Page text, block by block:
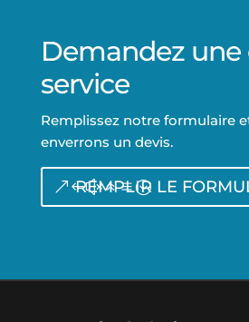
Demandez une
service
Remplissez notre formulaire
enverrons un devis.
REMPLIR LE